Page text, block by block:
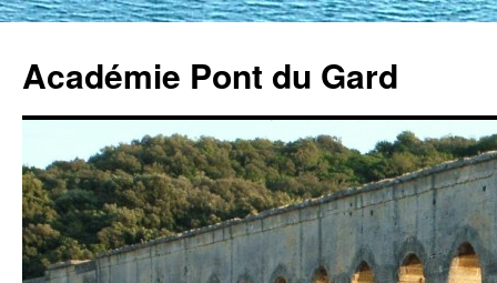
Académie Pont du Gard